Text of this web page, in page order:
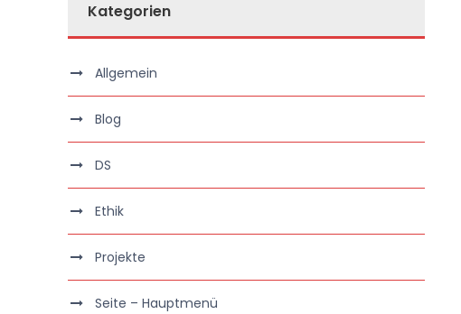
Kategorien
Allgemein
Blog
DS
Ethik
Projekte
Seite – Hauptmenü